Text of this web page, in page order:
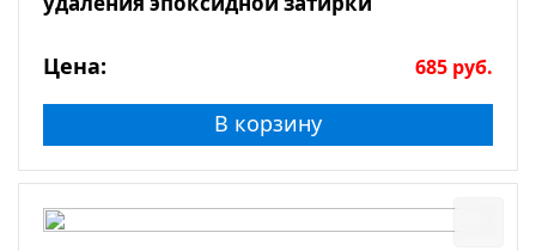
Цена: 685 руб.
В корзину